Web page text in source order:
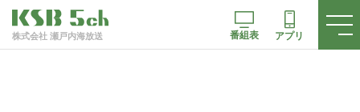
株式会社 瀬戸内海放送 番組表 アプリ